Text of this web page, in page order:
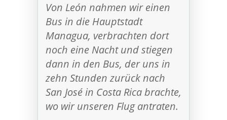
Von León nahmen wir einen
Bus in die Hauptstadt
Managua, verbrachten dort
noch eine Nacht und stiegen
dann in den Bus, der uns in
zehn Stunden zurück nach
San José in Costa Rica brachte,
wo wir unseren Flug antraten.